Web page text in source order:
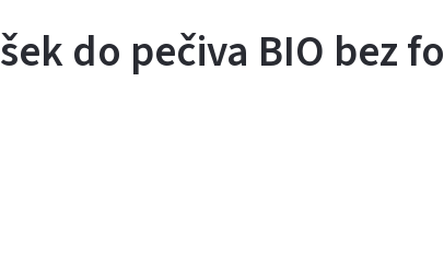
do pečiva BIO bez